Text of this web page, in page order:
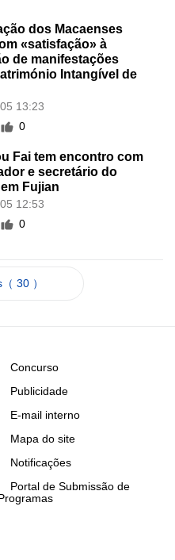
dos Macaenses
«satisfação» à
de manifestações
Intangível de
13:23
0
Fai tem encontro com
e secretário do
Fujian
12:53
0
30 ）
Concurso
Publicidade
E-mail interno
Mapa do site
Notificações
Portal de Submissão de